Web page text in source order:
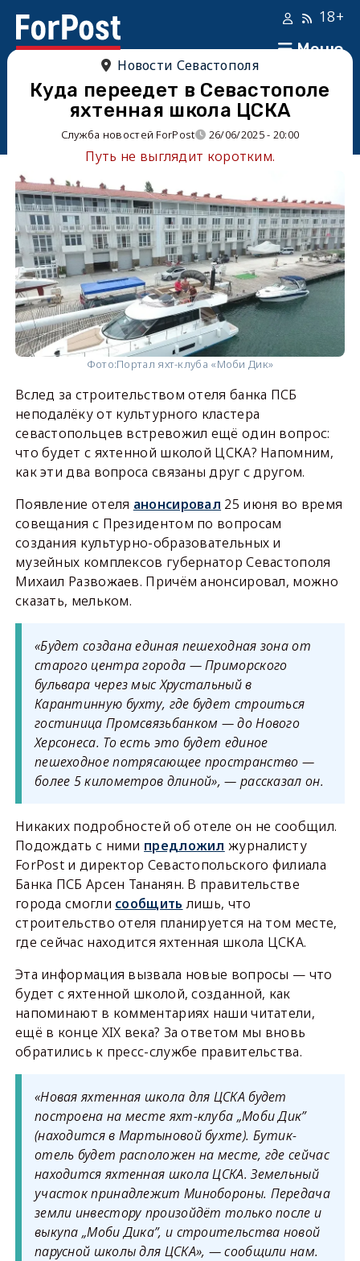
Меню
18+
Новости Севастополя
Куда переедет в Севастополе
яхтенная школа ЦСКА
Служба новостей ForPost 26/06/2025 - 20:00
Путь не выглядит коротким.
Фото:Портал яхт-клуба «Моби Дик»
Вслед за строительством отеля банка ПСБ
неподалёку от культурного кластера
севастопольцев встревожил ещё один вопрос:
что будет с яхтенной школой ЦСКА? Напомним,
как эти два вопроса связаны друг с другом.
Появление отеля анонсировал 25 июня во время
совещания с Президентом по вопросам
создания культурно-образовательных и
музейных комплексов губернатор Севастополя
Михаил Развожаев. Причём анонсировал, можно
сказать, мельком.
«Будет создана единая пешеходная зона от
старого центра города — Приморского
бульвара через мыс Хрустальный в
Карантинную бухту, где будет строиться
гостиница Промсвязьбанком — до Нового
Херсонеса. То есть это будет единое
пешеходное потрясающее пространство —
более 5 километров длиной», — рассказал он.
Никаких подробностей об отеле он не сообщил.
Подождать с ними предложил журналисту
ForPost и директор Севастопольского филиала
Банка ПСБ Арсен Тананян. В правительстве
города смогли сообщить лишь, что
строительство отеля планируется на том месте,
где сейчас находится яхтенная школа ЦСКА.
Эта информация вызвала новые вопросы — что
будет с яхтенной школой, созданной, как
напоминают в комментариях наши читатели,
ещё в конце XIX века? За ответом мы вновь
обратились к пресс-службе правительства.
«Новая яхтенная школа для ЦСКА будет
построена на месте яхт-клуба „Моби Дик”
(находится в Мартыновой бухте). Бутик-
отель будет расположен на месте, где сейчас
находится яхтенная школа ЦСКА. Земельный
участок принадлежит Минобороны. Передача
земли инвестору произойдёт только после и
выкупа „Моби Дика”, и строительства новой
парусной школы для ЦСКА», — сообщили нам.